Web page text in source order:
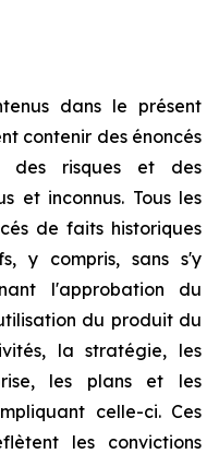
dans le présent
contenir des énoncés
des risques et des
et inconnus. Tous les
de faits historiques
y compris, sans s'y
l'approbation du
du produit du
la stratégie, les
les plans et les
celle-ci. Ces
les convictions